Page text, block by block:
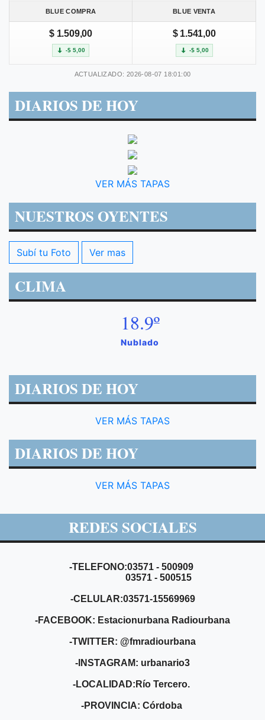
BLUE COMPRA BLUE VENTA
$ 1.509,00
-$ 5,00
$ 1.541,00
-$ 5,00
ACTUALIZADO: 2026-08-07 18:01:00
DIARIOS DE HOY
VER MÁS TAPAS
NUESTROS OYENTES
Subí tu Foto Ver mas
CLIMA
18.9º
Nublado
DIARIOS DE HOY
VER MÁS TAPAS
DIARIOS DE HOY
VER MÁS TAPAS
REDES SOCIALES
-TELEFONO:03571 - 500909
03571 - 500515
-CELULAR:03571-15569969
-FACEBOOK: Estacionurbana Radiourbana
-TWITTER: @fmradiourbana
-INSTAGRAM: urbanario3
-LOCALIDAD:Río Tercero.
-PROVINCIA: Córdoba